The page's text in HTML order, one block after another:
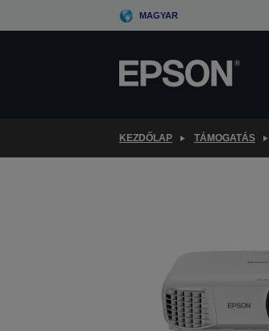
to
MAGYAR
KEZDŐLAP TÁMOGATÁS